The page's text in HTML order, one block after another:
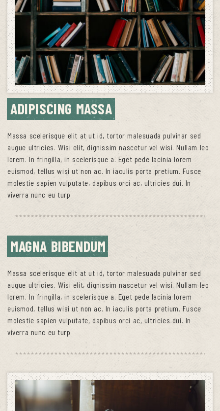
ADIPISCING MASSA
Massa scelerisque elit at ut id, tortor malesuada pulvinar sed
augue ultricies. Wisi elit, dignissim nascetur vel wisi. Nullam leo
lorem. In fringilla, in scelerisque a. Eget pede lacinia lorem
euismod, tellus wisi ut non ac. In iaculis porta pretium. Fusce
molestie sapien vulputate, dapibus orci ac, ultricies dui. In
viverra nunc eu turp
MAGNA BIBENDUM
Massa scelerisque elit at ut id, tortor malesuada pulvinar sed
augue ultricies. Wisi elit, dignissim nascetur vel wisi. Nullam leo
lorem. In fringilla, in scelerisque a. Eget pede lacinia lorem
euismod, tellus wisi ut non ac. In iaculis porta pretium. Fusce
molestie sapien vulputate, dapibus orci ac, ultricies dui. In
viverra nunc eu turp